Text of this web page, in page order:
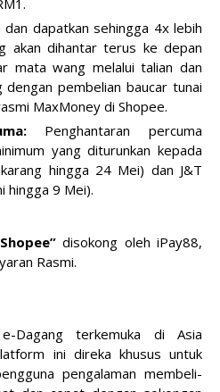
dan dapatkan sehingga 4x lebih
akan dihantar terus ke depan
mata wang melalui talian dan
pembelian baucar tunai
MaxMoney di Shopee.
Penghantaran percuma
yang diturunkan kepada
hingga 24 Mei) dan J&T
hingga 9 Mei).
disokong oleh iPay88,
Rasmi.
Dagang terkemuka di Asia
ini direka khusus untuk
pengalaman membeli-